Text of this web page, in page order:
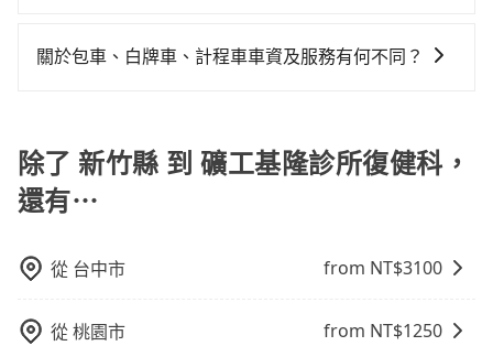
車位，對於急著用車或者要載其他乘客的人來說就有不
就顯得非常不便。
帳，完全符合台灣的法律規範。
趟車的資訊，所以如果需要來回叫車，請分兩筆訂單預
關於包車、白牌車、計程車車資及服務有何不同？
依平台預定時價格而定，通常愈長程價格CP值愈高。 計
程車：可24小時隨叫隨到，價格依跳錶而定，如有塞車
也會計算延遲費用，最終價格通常要下車時才知。價格
質、品質不一，如行程有問題，事後無法提供客服申訴
處理。
除了 新竹縣 到 礦工基隆診所復健科，
還有⋯
從 台中市 from NT$3100
從桃園市 from NT$1250